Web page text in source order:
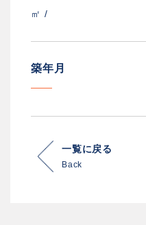
㎡ /
築年月
一覧に戻る
Back